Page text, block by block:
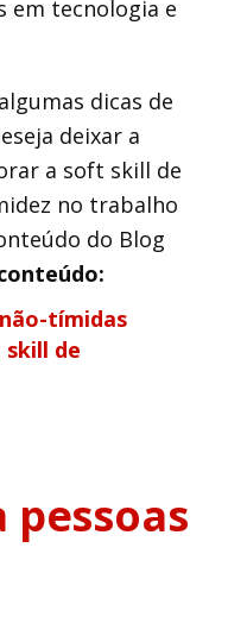
em tecnologia e
dicas de
deixar a
a soft skill de
no trabalho
do Blog
tímidas
de
pessoas